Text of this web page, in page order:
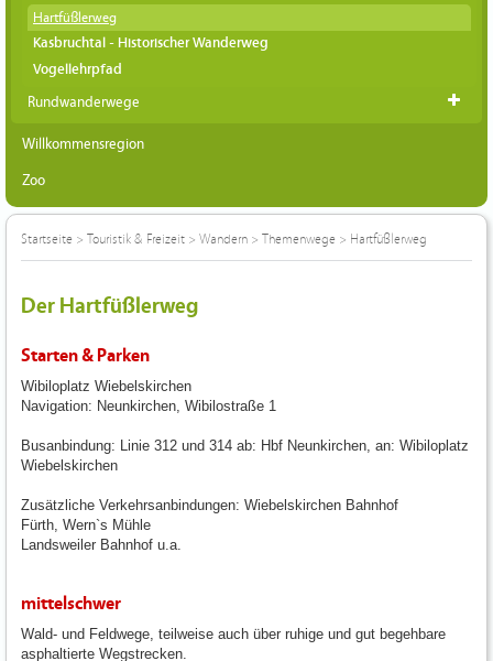
Hartfüßlerweg
Kasbruchtal - Historischer Wanderweg
Vogellehrpfad
Rundwanderwege
Willkommensregion
Zoo
Startseite > Touristik & Freizeit > Wandern > Themenwege > Hartfüßlerweg
Der Hartfüßlerweg
Starten & Parken
Wibiloplatz Wiebelskirchen
Navigation: Neunkirchen, Wibilostraße 1
Busanbindung: Linie 312 und 314 ab: Hbf Neunkirchen, an: Wibiloplatz
Wiebelskirchen
Zusätzliche Verkehrsanbindungen: Wiebelskirchen Bahnhof
Fürth, Wern`s Mühle
Landsweiler Bahnhof u.a.
mittelschwer
Wald- und Feldwege, teilweise auch über ruhige und gut begehbare
asphaltierte Wegstrecken.